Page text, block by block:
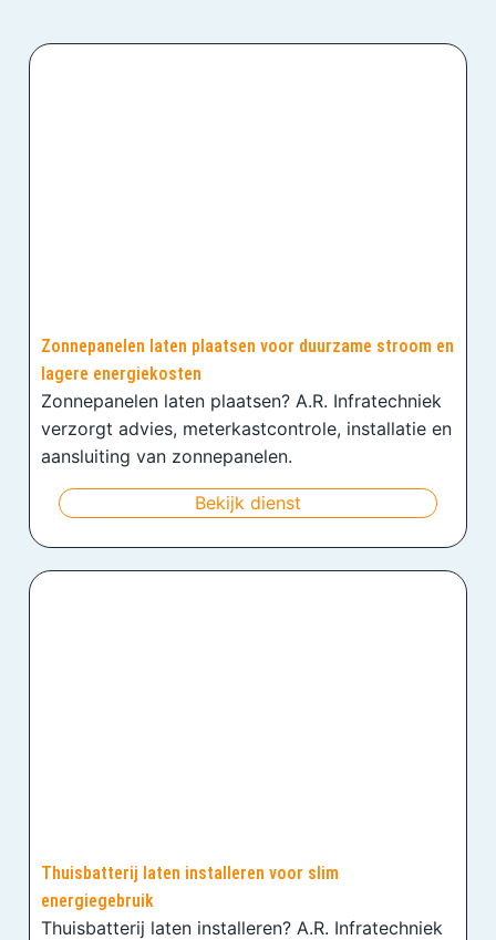
Zonnepanelen laten plaatsen voor duurzame stroom en
lagere energiekosten
Zonnepanelen laten plaatsen? A.R. Infratechniek
verzorgt advies, meterkastcontrole, installatie en
aansluiting van zonnepanelen.
Bekijk dienst
Thuisbatterij laten installeren voor slim
energiegebruik
Thuisbatterij laten installeren? A.R. Infratechniek